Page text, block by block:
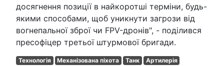
досягнення позиції в найкоротші терміни, будь-
якими способами, щоб уникнути загрози від
вогнепальної зброї чи FPV-дронів", - поділився
пресофіцер третьої штурмової бригади.
Технологія Механізована піхота Танк
Артилерія